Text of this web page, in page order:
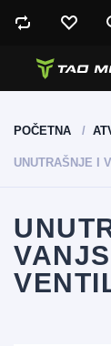
POČETNA
UNUTRAŠNJE I